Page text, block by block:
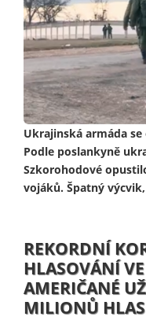
Ukrajinská armáda
Podle poslankyně
Szkorohodové
vojáků. Špatný
REKORDNÍ
HLASOVÁNÍ
AMERIČANÉ
MILIONŮ